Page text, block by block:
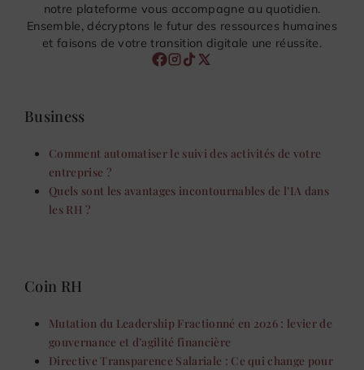
notre plateforme vous accompagne au quotidien.
Ensemble, décryptons le futur des ressources humaines
et faisons de votre transition digitale une réussite.
Business
Comment automatiser le suivi des activités de votre
entreprise ?
Quels sont les avantages incontournables de l’IA dans
les RH ?
Coin RH
Mutation du Leadership Fractionné en 2026 : levier de
gouvernance et d’agilité financière
Directive Transparence Salariale : Ce qui change pour